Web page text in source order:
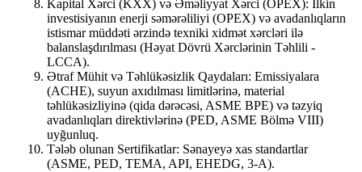
Kapital Xərci (KXX) və Əməliyyat Xərci (OPEX): İlkin
investisiyanın enerji səmərəliliyi (OPEX) və avadanlıqların
istismar müddəti ərzində texniki xidmət xərcləri ilə
balanslaşdırılması (Həyat Dövrü Xərclərinin Təhlili -
LCCA).
Ətraf Mühit və Təhlükəsizlik Qaydaları: Emissiyalara
(ACHE), suyun axıdılması limitlərinə, material
təhlükəsizliyinə (qida dərəcəsi, ASME BPE) və təzyiq
avadanlıqları direktivlərinə (PED, ASME Bölmə VIII)
uyğunluq.
Tələb olunan Sertifikatlar: Sənayeyə xas standartlar
(ASME, PED, TEMA, API, EHEDG, 3-A).